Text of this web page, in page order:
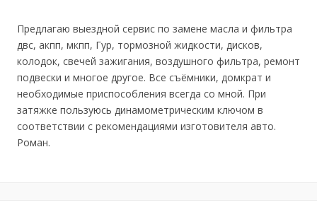
Предлагаю выездной сервис по замене масла и фильтра
двс, акпп, мкпп, Гур, тормозной жидкости, дисков,
колодок, свечей зажигания, воздушного фильтра, ремонт
подвески и многое другое. Все съёмники, домкрат и
необходимые приспособления всегда со мной. При
затяжке пользуюсь динамометрическим ключом в
соответствии с рекомендациями изготовителя авто.
Роман.